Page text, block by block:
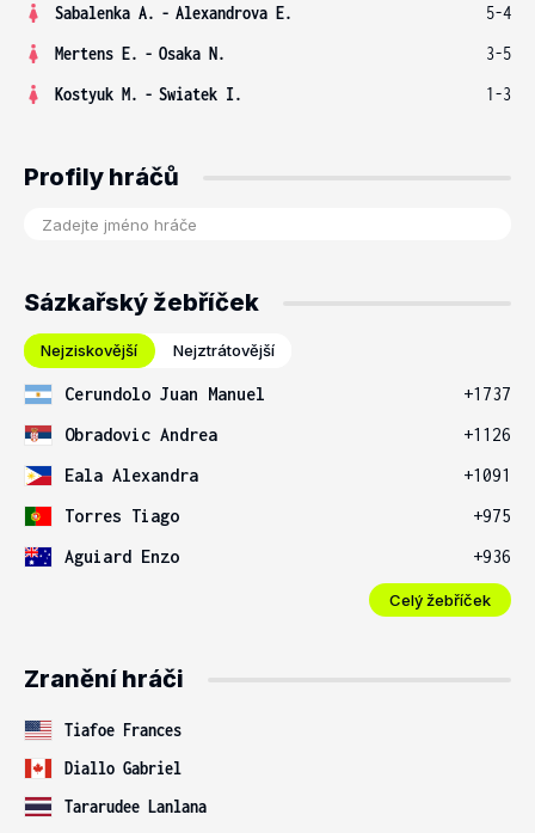
Sabalenka A. - Alexandrova E.
5-4
Mertens E. - Osaka N.
3-5
Kostyuk M. - Swiatek I. 1-3
Profily hráčů
Sázkařský žebříček
Nejziskovější Nejztrátovější
Cerundolo Juan Manuel
+1737
Obradovic Andrea
+1126
Eala Alexandra
+1091
Torres Tiago
+975
Aguiard Enzo
+936
Celý žebříček
Zranění hráči
Tiafoe Frances
Diallo Gabriel
Tararudee Lanlana